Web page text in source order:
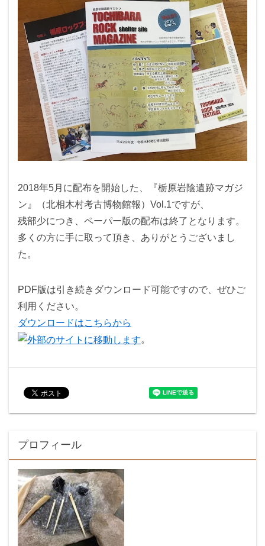
2018年5月に配布を開始した、『栃原岩陰遺跡マガジ
ン』（北相木村考古博物館報）Vol.1ですが、
残部少につき、ペーパー版の配布は終了となります。
多くの方に手に取って頂き、ありがとうございまし
た。
PDF版は引き続きダウンロード可能ですので、ぜひご
利用ください。
ダウンロードはこちらから
。
プロフィール